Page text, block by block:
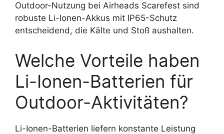
Outdoor-Nutzung bei Airheads Scarefest sind
robuste Li-Ionen-Akkus mit IP65-Schutz
entscheidend, die Kälte und Stoß aushalten.
Welche Vorteile haben
Li-Ionen-Batterien für
Outdoor-Aktivitäten?
Li-Ionen-Batterien liefern konstante Leistung